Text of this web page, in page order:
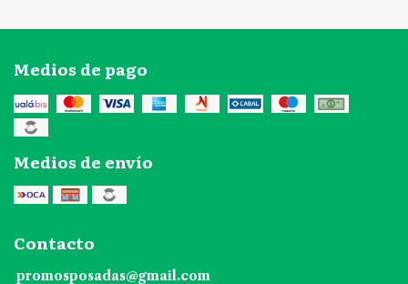
Medios de pago
Medios de envío
Contacto
promosposadas@gmail.com